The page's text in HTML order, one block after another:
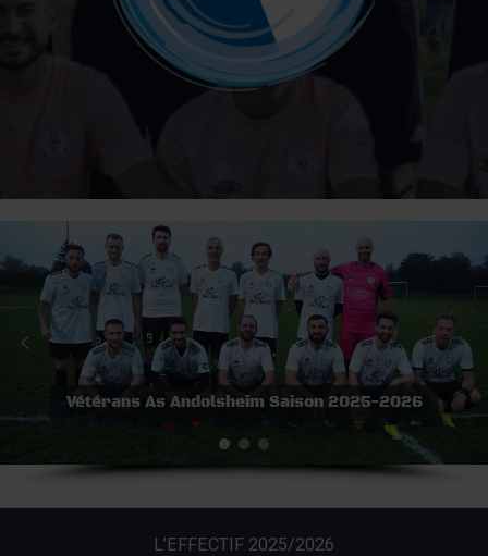
Vétérans As Andolsheim Saison 2025-2026
L’EFFECTIF 2025/2026